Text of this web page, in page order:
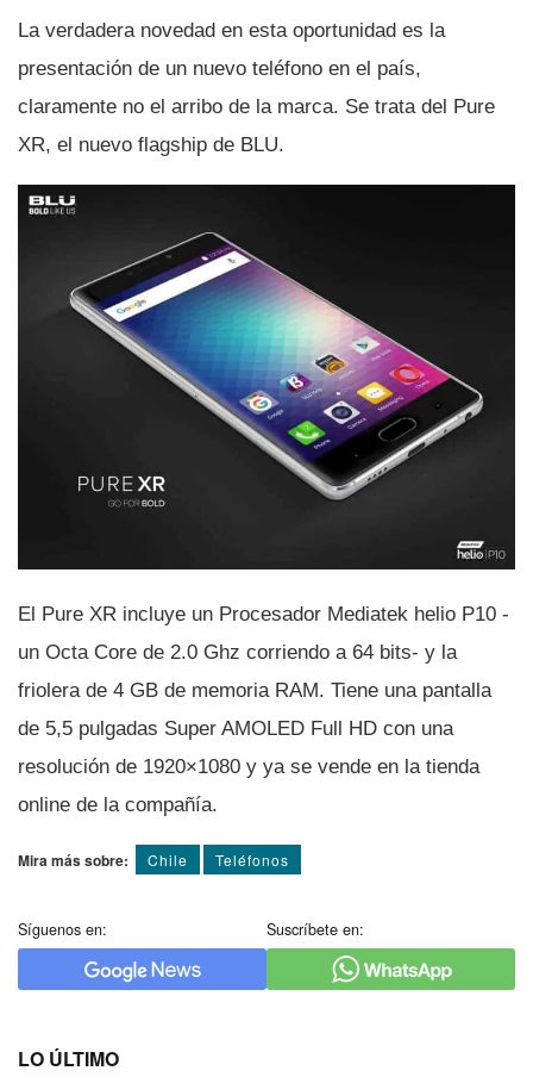
La verdadera novedad en esta oportunidad es la
presentación de un nuevo teléfono en el paí­s,
claramente no el arribo de la marca. Se trata del Pure
XR, el nuevo flagship de BLU.
El Pure XR incluye un Procesador Mediatek helio P10 -
un Octa Core de 2.0 Ghz corriendo a 64 bits- y la
friolera de 4 GB de memoria RAM. Tiene una pantalla
de 5,5 pulgadas Super AMOLED Full HD con una
resolución de 1920×1080 y ya se vende en la tienda
online de la compañí­a.
Mira más sobre: Chile Teléfonos
Síguenos en: Suscríbete en:
LO ÚLTIMO